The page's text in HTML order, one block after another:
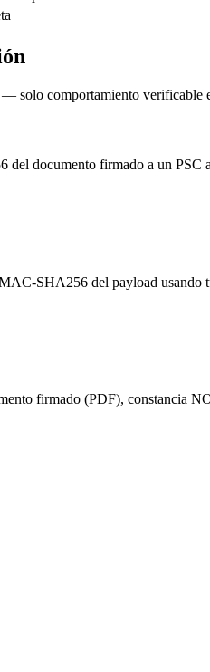
solo comportamiento verificable
documento firmado a un PSC
SHA256 del payload usando
firmado (PDF), constancia